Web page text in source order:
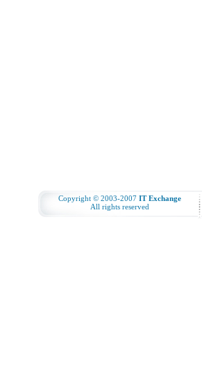
Copyright © 2003-2007 IT Exchange
All rights reserved